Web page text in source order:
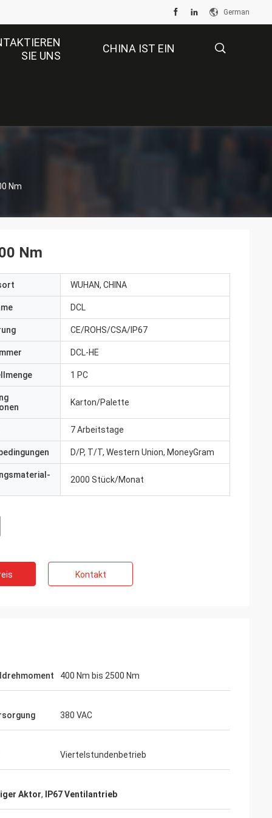
German
SIE UNS
CHINA IST EIN
Nm
Nm
WUHAN, CHINA
DCL
CE/ROHS/CSA/IP67
DCL-HE
1 PC
Karton/Palette
7 Arbeitstage
D/P, T/T, Western Union, MoneyGram
2000 Stück/Monat
Kontakt
400 Nm bis 2500 Nm
380 VAC
Viertelstundenbetrieb
Aktor, IP67 Ventilantrieb